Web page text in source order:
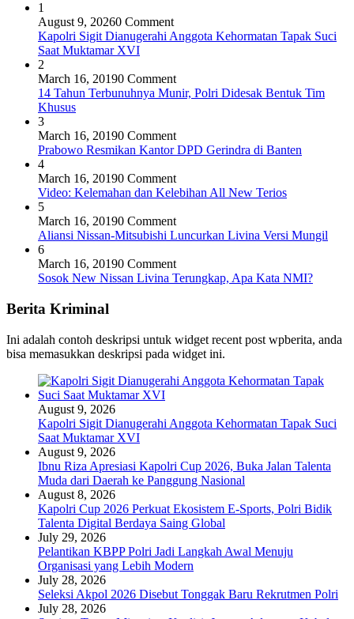
1
August 9, 20260 Comment
Kapolri Sigit Dianugerahi Anggota Kehormatan Tapak Suci
Saat Muktamar XVI
2
March 16, 20190 Comment
14 Tahun Terbunuhnya Munir, Polri Didesak Bentuk Tim
Khusus
3
March 16, 20190 Comment
Prabowo Resmikan Kantor DPD Gerindra di Banten
4
March 16, 20190 Comment
Video: Kelemahan dan Kelebihan All New Terios
5
March 16, 20190 Comment
Aliansi Nissan-Mitsubishi Luncurkan Livina Versi Mungil
6
March 16, 20190 Comment
Sosok New Nissan Livina Terungkap, Apa Kata NMI?
Berita Kriminal
Ini adalah contoh deskripsi untuk widget recent post wpberita, anda
bisa memasukkan deskripsi pada widget ini.
August 9, 2026
Kapolri Sigit Dianugerahi Anggota Kehormatan Tapak Suci
Saat Muktamar XVI
August 9, 2026
Ibnu Riza Apresiasi Kapolri Cup 2026, Buka Jalan Talenta
Muda dari Daerah ke Panggung Nasional
August 8, 2026
Kapolri Cup 2026 Perkuat Ekosistem E-Sports, Polri Bidik
Talenta Digital Berdaya Saing Global
July 29, 2026
Pelantikan KBPP Polri Jadi Langkah Awal Menuju
Organisasi yang Lebih Modern
July 28, 2026
Seleksi Akpol 2026 Disebut Tonggak Baru Rekrutmen Polri
July 28, 2026